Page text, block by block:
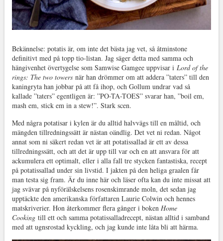
Bekännelse: potatis är, om inte det bästa jag vet, så åtminstone
definitivt med på topp tio-listan. Jag säger detta med samma och
hängivenhet övertygelse som Samwise Gamgee uppvisar i Lord of the
rings: The two towers när han drömmer om att addera ”taters” till den
kaningryta han jobbar på att få ihop, och Gollum undrar vad så
kallade ”taters” egentligen är: ”PO-TA-TOES” svarar han, ”boil em,
mash em, stick em in a stew!”. Stark scen.
Med några potatisar i kylen är du alltid halvvägs till en måltid, och
mängden tillredningssätt är nästan oändlig. Det vet ni redan. Något
annat som ni säkert redan vet är att potatissallad är ett av dessa
tillredningssätt, och att det är upp till var och en att ansvara för att
ackumulera ett optimalt, eller i alla fall tre stycken fantastiska, recept
på potatissallad under sin livstid. I jakten på den heliga graalen får
man testa sig fram. Är du inne här och läser ofta kan du inte missat att
jag svävar på nyförälskelsens rosenskimrande moln, det sedan jag
upptäckte den amerikanska författaren Laurie Colwin och hennes
matskriverier. Hon återkommer flera gånger i boken Home
Cookingtill ett och samma potatissalladrecept, nästan alltid i samband
med att ugnsrostad kyckling, och jag kunde inte låta bli att härma.